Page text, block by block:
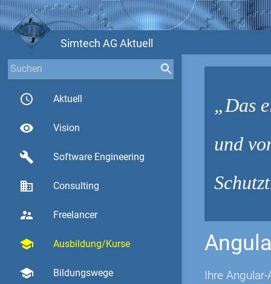
Simtech AG Aktuell
access_time Aktuell
visibility Vision
build Software Engineering
business Consulting
supervisor_account Freelancer
school Ausbildung/Kurse
school Bildungswege
Das
und
Ihre